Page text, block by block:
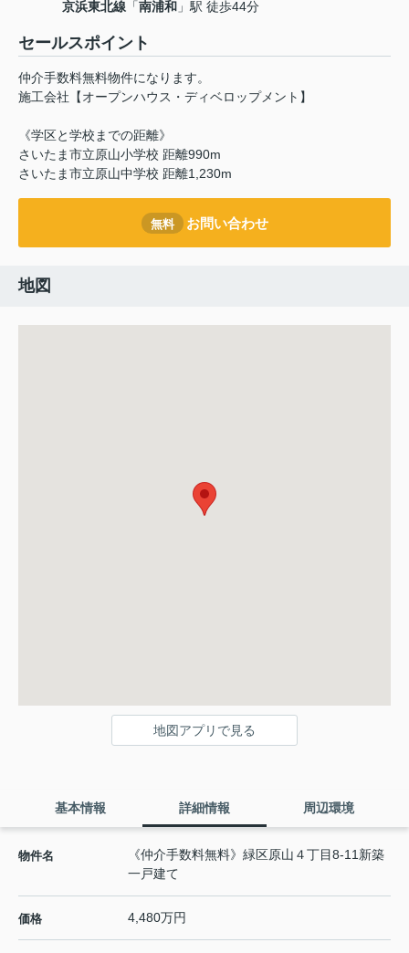
京浜東北線 「南浦和 」駅 徒歩44分
セールスポイント
仲介手数料無料物件になります。
施工会社【オープンハウス・ディベロップメント】
《学区と学校までの距離》
さいたま市立原山小学校 距離990m
さいたま市立原山中学校 距離1,230m
無料 お問い合わせ
地図
地図アプリで見る
基本情報 詳細情報 周辺環境
物件名
《仲介手数料無料》緑区原山４丁目8-11新築
一戸建て
価格 4,480万円